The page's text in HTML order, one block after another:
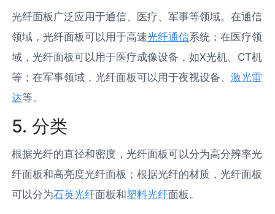
光纤面板广泛应用于通信、医疗、军事等领域。在通信
领域，光纤面板可以用于高速光纤通信系统；在医疗领
域，光纤面板可以用于医疗成像设备，如X光机、CT机
等；在军事领域，光纤面板可以用于夜视设备、激光雷
达等。
5. 分类
根据光纤的直径和密度，光纤面板可以分为高分辨率光
纤面板和高亮度光纤面板；根据光纤的材质，光纤面板
可以分为石英光纤面板和塑料光纤面板。